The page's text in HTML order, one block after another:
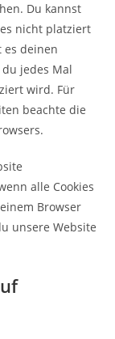
Du kannst
nicht platziert
es deinen
jedes Mal
wird. Für
beachte die
alle Cookies
Browser
unsere Website